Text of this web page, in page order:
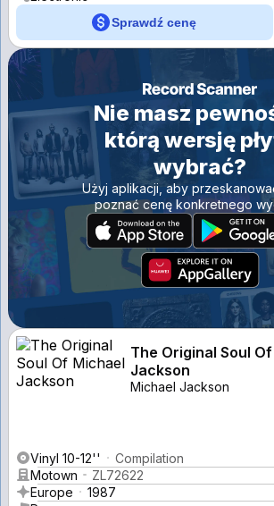
Sprawdź cenę
Nie masz
którą wersję
wybrać?
Użyj aplikacji, aby
poznać cenę konkretnego
The Original Soul
Jackson
Michael Jackson
Vinyl 10-12''
Compilation
Motown
ZL72622
Europe
1987